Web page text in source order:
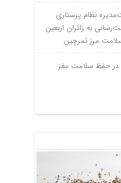
نظام پرستاری
به زائران اربعین
مرز تمرچین
در حفظ سلامت مغز